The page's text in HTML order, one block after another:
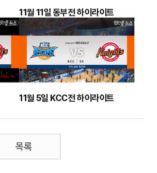
11월 11일 동부전 하이라이트
11월 5일 KCC전 하이라이트
목록